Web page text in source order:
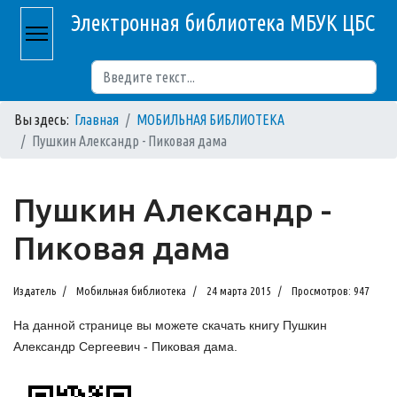
Электронная библиотека МБУК ЦБС
Вы здесь: Главная
МОБИЛЬНАЯ БИБЛИОТЕКА
Пушкин Александр - Пиковая дама
Пушкин Александр -
Пиковая дама
Издатель Мобильная библиотека 24 марта 2015 Просмотров: 947
На данной странице вы можете скачать книгу Пушкин
Александр Сергеевич - Пиковая дама.